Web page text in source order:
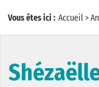
Vous êtes ici : Accueil>